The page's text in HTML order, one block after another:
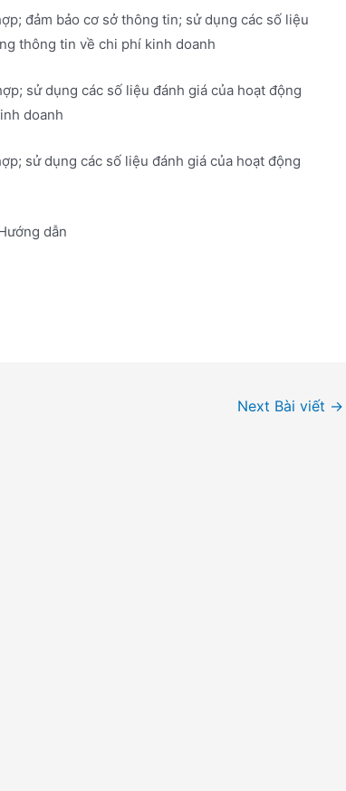
đảm bảo cơ sở thông tin; sử dụng các số liệu
thông tin về chi phí kinh doanh
sử dụng các số liệu đánh giá của hoạt động
doanh
sử dụng các số liệu đánh giá của hoạt động
dẫn
Next Bài viết →